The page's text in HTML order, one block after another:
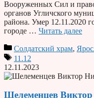
Вооруженных Сил и
органов Угличского
района. Умер 12.11.2020
городе … Читать далее
Солдатский храм,
11.12
12.11.2023
Шелеменцев